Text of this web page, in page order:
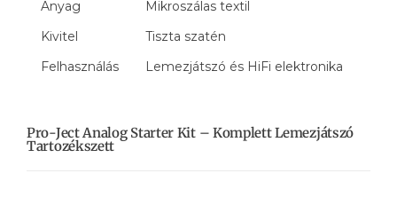
Anyag
Mikroszálas textil
Kivitel
Tiszta szatén
Felhasználás
Lemezjátszó és HiFi elektronika
Pro-Ject Analog Starter Kit – Komplett Lemezjátszó
Tartozékszett